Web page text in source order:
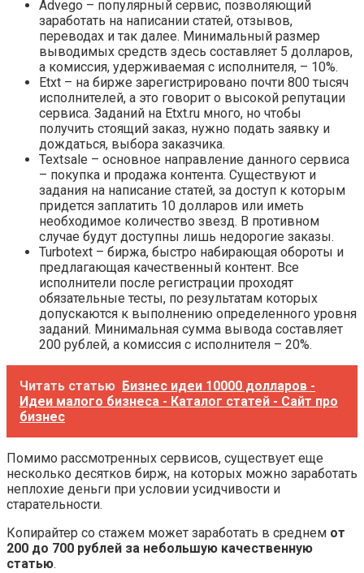
Advego – популярный сервис, позволяющий
заработать на написании статей, отзывов,
переводах и так далее. Минимальный размер
выводимых средств здесь составляет 5 долларов,
а комиссия, удерживаемая с исполнителя, – 10%.
Etxt – на бирже зарегистрировано почти 800 тысяч
исполнителей, а это говорит о высокой репутации
сервиса. Заданий на Etxt.ru много, но чтобы
получить стоящий заказ, нужно подать заявку и
дождаться, выбора заказчика.
Textsale – основное направление данного сервиса
– покупка и продажа контента. Существуют и
задания на написание статей, за доступ к которым
придется заплатить 10 долларов или иметь
необходимое количество звезд. В противном
случае будут доступны лишь недорогие заказы.
Turbotext – биржа, быстро набирающая обороты и
предлагающая качественный контент. Все
исполнители после регистрации проходят
обязательные тесты, по результатам которых
допускаются к выполнению определенного уровня
заданий. Минимальная сумма вывода составляет
200 рублей, а комиссия с исполнителя – 20%.
Читать статью Бизнес идеи 10000 долларов -
Идеи малого бизнеса - Каталог статей - Сайт про
бизнес
Помимо рассмотренных сервисов, существует еще
несколько десятков бирж, на которых можно заработать
неплохие деньги при условии усидчивости и
старательности.
Копирайтер со стажем может заработать в среднем от
200 до 700 рублей за небольшую качественную
статью.